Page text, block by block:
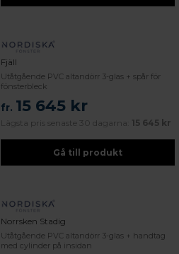
Fjäll
Utåtgående PVC altandörr 3-glas + spår för
fönsterbleck
fr. 15 645 kr
Lägsta pris senaste 30 dagarna: 15 645 kr
Gå till produkt
Norrsken Stadig
Utåtgående PVC altandörr 3-glas + handtag
med cylinder på insidan